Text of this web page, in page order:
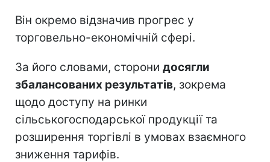
Він окремо відзначив прогрес у
торговельно-економічній сфері.
За його словами, сторони досягли
збалансованих результатів, зокрема
щодо доступу на ринки
сільськогосподарської продукції та
розширення торгівлі в умовах взаємного
зниження тарифів.